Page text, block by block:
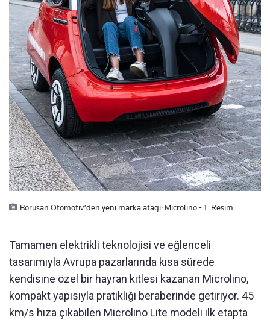
Borusan Otomotiv’den yeni marka atağı: Microlino - 1. Resim
Tamamen elektrikli teknolojisi ve eğlenceli
tasarımıyla Avrupa pazarlarında kısa sürede
kendisine özel bir hayran kitlesi kazanan Microlino,
kompakt yapısıyla pratikliği beraberinde getiriyor. 45
km/s hıza çıkabilen Microlino Lite modeli ilk etapta